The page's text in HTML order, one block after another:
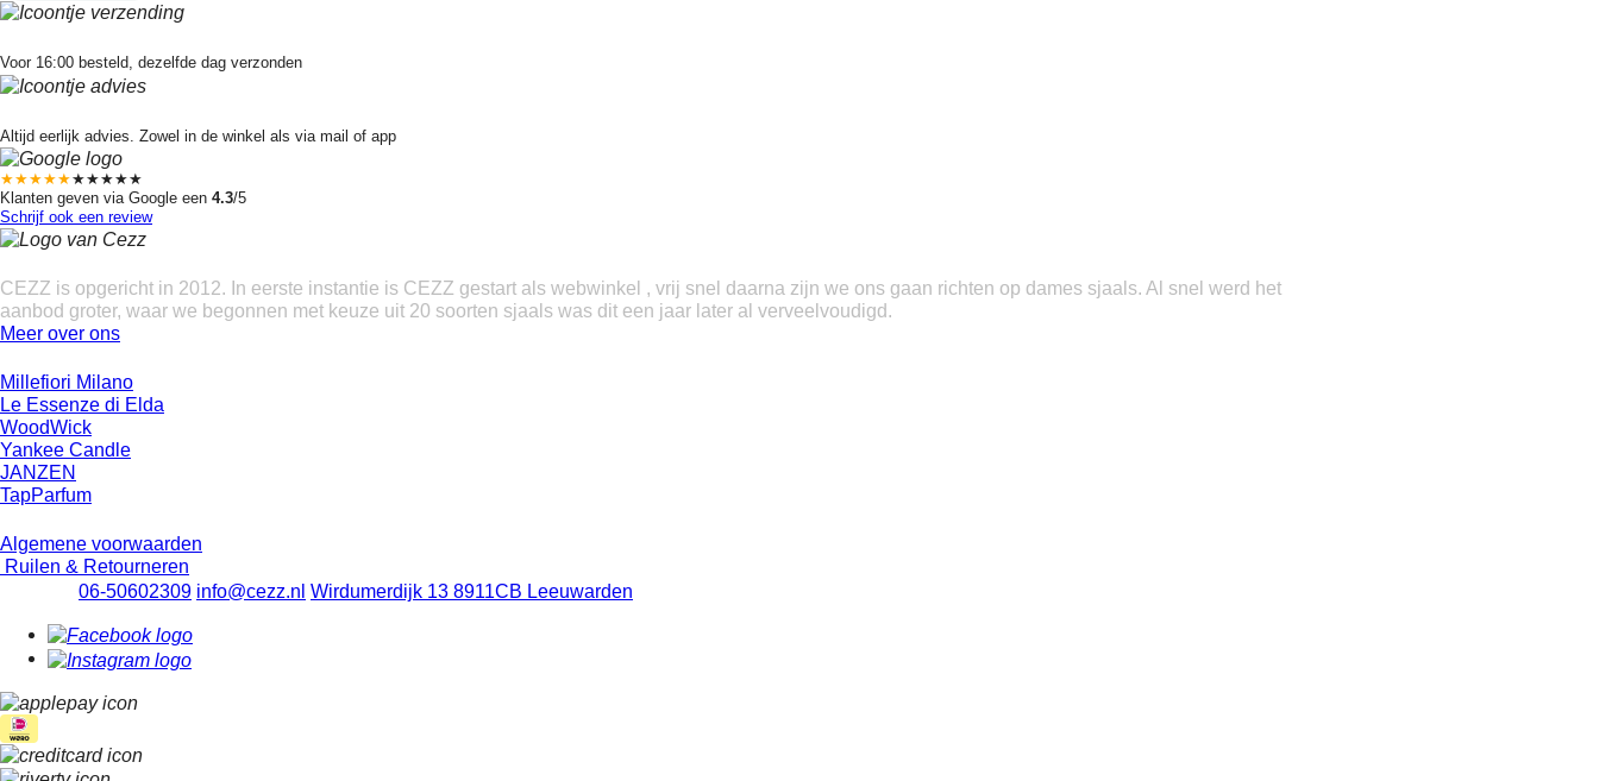
Voor 16:00 besteld, dezelfde dag verzonden
Altijd eerlijk advies. Zowel in de winkel als via mail of app
★★★★★★★★★★
Klanten geven via Google een 4.3/5
Schrijf ook een review
CEZZ is opgericht in 2012. In eerste instantie is CEZZ gestart als webwinkel , vrij snel daarna zijn we ons gaan richten op dames sjaals. Al snel werd het
aanbod groter, waar we begonnen met keuze uit 20 soorten sjaals was dit een jaar later al verveelvoudigd.
Meer over ons
Millefiori Milano
Le Essenze di Elda
WoodWick
Yankee Candle
JANZEN
TapParfum
Algemene voorwaarden
Ruilen & Retourneren
06-50602309 info@cezz.nl Wirdumerdijk 13 8911CB Leeuwarden